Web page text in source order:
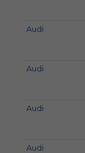
Audi
Audi
Audi
Audi